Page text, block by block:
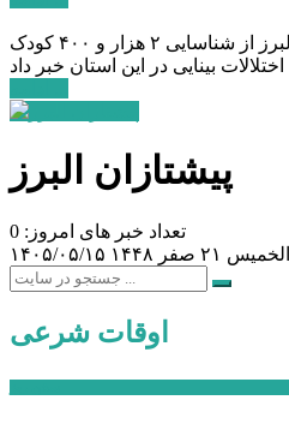
مدیر کل بهزیستی استان البرز از شناسایی ۲ هزار و ۴۰۰ کودک
پیشتازان البرز
تعداد خبر های امروز: 0
۱۴۰۵/۰۵/۱۵
الخميس ۲۱ صفر ۱۴۴۸
اوقات شرعی